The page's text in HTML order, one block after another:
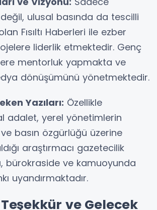
ulusal basında da tescilli
Fısıltı Haberleri ile ezber
liderlik etmektedir. Genç
mentorluk yapmakta ve
dönüşümünü yönetmektedir.
Yazıları: Özellikle
adalet, yerel yönetimlerin
ve basın özgürlüğü üzerine
araştırmacı gazetecilik
bürokraside ve kamuoyunda
uyandırmaktadır.
Teşekkür ve Gelecek